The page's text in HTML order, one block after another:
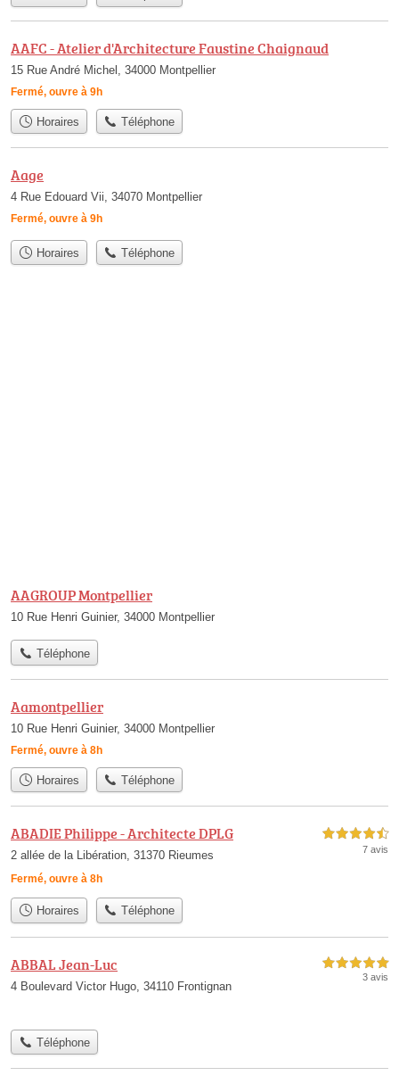
AAFC - Atelier d'Architecture Faustine Chaignaud
15 Rue André Michel, 34000 Montpellier
Fermé, ouvre à 9h
Horaires Téléphone
Aage
4 Rue Edouard Vii, 34070 Montpellier
Fermé, ouvre à 9h
Horaires Téléphone
AAGROUP Montpellier
10 Rue Henri Guinier, 34000 Montpellier
Téléphone
Aamontpellier
10 Rue Henri Guinier, 34000 Montpellier
Fermé, ouvre à 8h
Horaires Téléphone
ABADIE Philippe - Architecte DPLG
2 allée de la Libération, 31370 Rieumes
Fermé, ouvre à 8h
4,5 étoiles sur 5
7 avis
Horaires Téléphone
ABBAL Jean-Luc
4 Boulevard Victor Hugo, 34110 Frontignan
5,0 étoiles sur 5
3 avis
Téléphone